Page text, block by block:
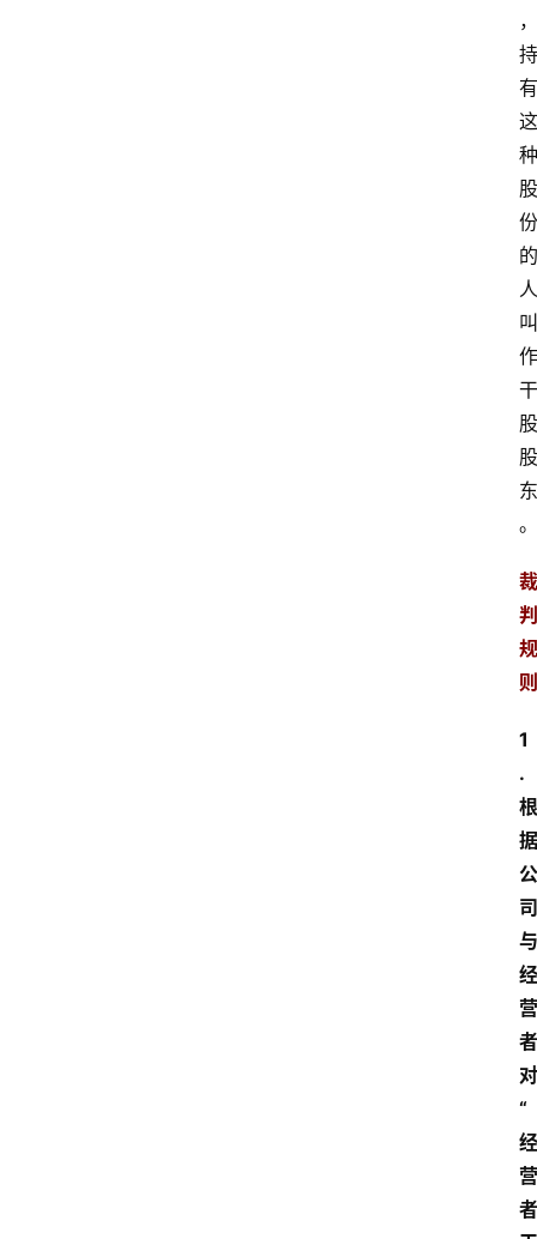
，
持
有
这
种
股
份
的
人
叫
作
干
股
股
东
。
裁
判
规
则
1
.
根
据
公
司
与
经
营
者
对
“
经
营
者